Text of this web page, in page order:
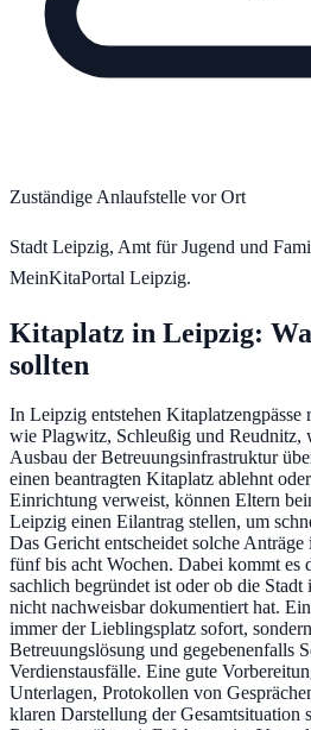
Zuständige Anlaufstelle vor Ort
Stadt Leipzig, Amt für Jugend und
MeinKitaPortal Leipzig.
Kitaplatz in Leipzig:
sollten
In Leipzig entstehen Kitaplatzengpässe
wie Plagwitz, Schleußig und Reudnitz,
Ausbau der Betreuungsinfrastruktur
einen beantragten Kitaplatz ablehnt
Einrichtung verweist, können Eltern
Leipzig einen Eilantrag stellen, um
Das Gericht entscheidet solche
fünf bis acht Wochen. Dabei kommt es
sachlich begründet ist oder ob die
nicht nachweisbar dokumentiert hat.
immer der Lieblingsplatz sofort,
Betreuungslösung und gegebenenfalls
Verdienstausfälle. Eine gute
Unterlagen, Protokollen von
klaren Darstellung der Gesamtsituation